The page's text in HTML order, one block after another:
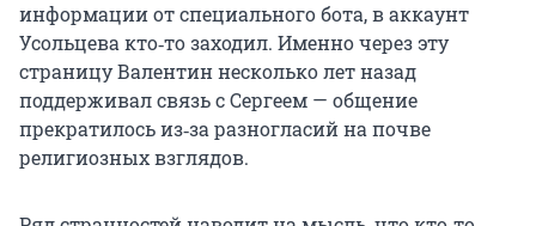
информации от специального бота, в аккаунт
Усольцева кто‑то заходил. Именно через эту
страницу Валентин несколько лет назад
поддерживал связь с Сергеем — общение
прекратилось из‑за разногласий на почве
религиозных взглядов.